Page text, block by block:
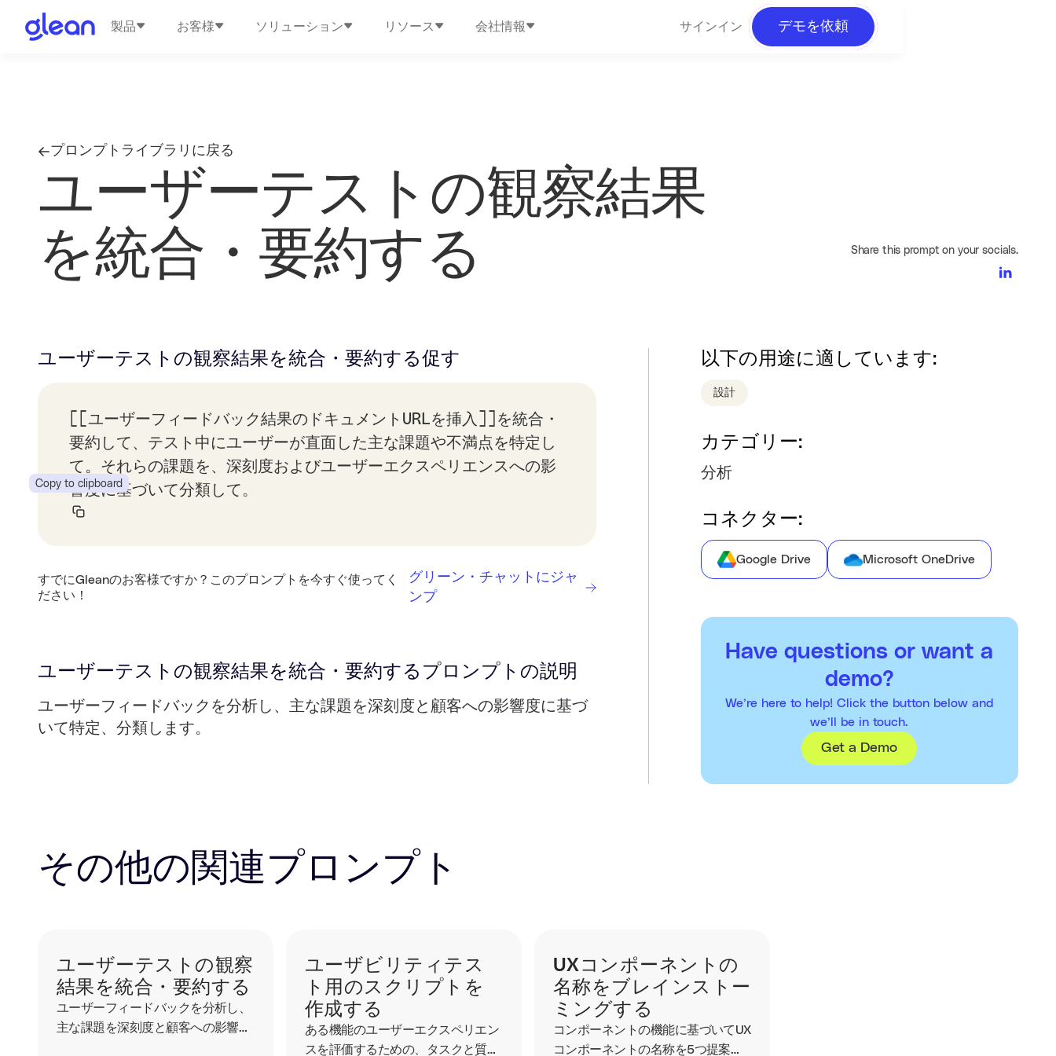
製品 お客様 ソリューション リソース 会社情報 サインイン デモを依頼
プロンプトライブラリに戻る
ユーザーテストの観察結果
を統合・要約する
Share this prompt on your socials.
ユーザーテストの観察結果を統合・要約する促す
[[ユーザーフィードバック結果のドキュメントURLを挿入]]を統合・
要約して、テスト中にユーザーが直面した主な課題や不満点を特定し
て。それらの課題を、深刻度およびユーザーエクスペリエンスへの影
響度に基づいて分類して。
Copy to clipboard
すでにGleanのお客様ですか？このプロンプトを今すぐ使ってく
ださい！
グリーン・チャットにジャ
ンプ
ユーザーテストの観察結果を統合・要約する プロンプトの説明
ユーザーフィードバックを分析し、主な課題を深刻度と顧客への影響度に基づ
いて特定、分類します。
以下の用途に適しています:
設計
カテゴリー:
分析
コネクター:
Google Drive Microsoft OneDrive
Have questions or want a
demo?
We’re here to help! Click the button below and
we’ll be in touch.
Get a Demo
その他の関連プロンプト
ユーザーテストの観察
結果を統合・要約する
ユーザーフィードバックを分析し、
主な課題を深刻度と顧客への影響度
ユーザビリティテス
ト用のスクリプトを
作成する
ある機能のユーザーエクスペリエン
スを評価するための、タスクと質問
UXコンポーネントの
名称をブレインストー
ミングする
コンポーネントの機能に基づいてUX
コンポーネントの名称を5つ提案